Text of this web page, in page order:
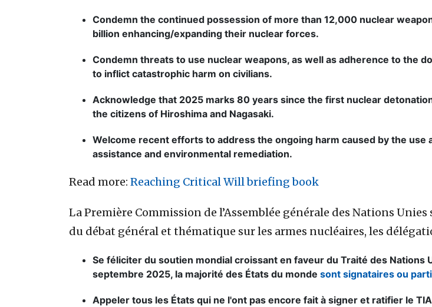
Condemn the continued possession of more than 12,000 nuclear
billion enhancing/expanding their nuclear forces.
Condemn threats to use nuclear weapons, as well as adherence to the
to inflict catastrophic harm on civilians.
Acknowledge that 2025 marks 80 years since the first nuclear
the citizens of Hiroshima and Nagasaki.
Welcome recent efforts to address the ongoing harm caused by the
assistance and environmental remediation.
Read more: Reaching Critical Will briefing book
La Première Commission de l’Assemblée générale des Nations
du débat général et thématique sur les armes nucléaires, les
Se féliciter du soutien mondial croissant en faveur du Traité des
septembre 2025, la majorité des États du monde sont signataires ou
Appeler tous les États qui ne l'ont pas encore fait à signer et ratifier le